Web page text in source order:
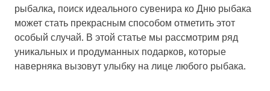
рыбалка, поиск идеального сувенира ко Дню рыбака
может стать прекрасным способом отметить этот
особый случай. В этой статье мы рассмотрим ряд
уникальных и продуманных подарков, которые
наверняка вызовут улыбку на лице любого рыбака.